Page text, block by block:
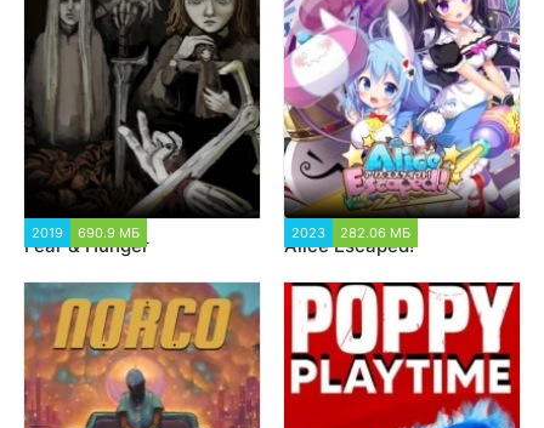
2019 690.9 МБ
Fear & Hunger
2023 282.06 МБ
Alice Escaped!